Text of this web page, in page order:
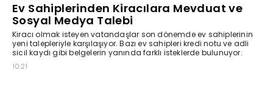
Ev Sahiplerinden Kiracılara Mevduat ve
Sosyal Medya Talebi
Kiracı olmak isteyen vatandaşlar son dönemde ev sahiplerinin
yeni talepleriyle karşılaşıyor. Bazı ev sahipleri kredi notu ve adli
sicil kaydı gibi belgelerin yanında farklı isteklerde bulunuyor.
10:21